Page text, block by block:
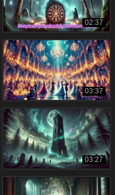
02:37
03:37
03:27